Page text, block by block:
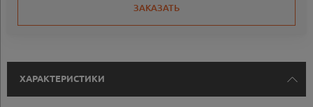
ЗАКАЗАТЬ
ХАРАКТЕРИСТИКИ